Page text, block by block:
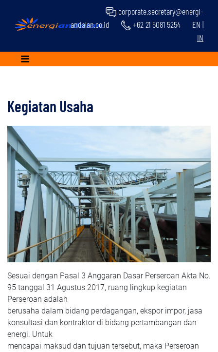
corporate.secretary@energi-
andalan.co.id
+62 21 5081 5254 EN |
IN
Kegiatan Usaha
Sesuai dengan Pasal 3 Anggaran Dasar Perseroan Akta No.
95 tanggal 31 Agustus 2017, ruang lingkup kegiatan
Perseroan adalah
berusaha dalam bidang perdagangan, ekspor impor, jasa
konsultasi dan kontraktor di bidang pertambangan dan
energi. Untuk
mencapai maksud dan tujuan tersebut, maka Perseroan